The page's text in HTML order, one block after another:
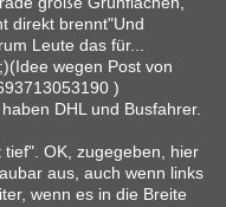
direkt brennt"Und
Leute das für...
wegen Post von
)
DHL und Busfahrer.
OK, zugegeben, hier
aus, auch wenn links
wenn es in die Breite